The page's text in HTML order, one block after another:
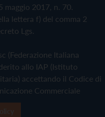
2017, n. 70.
lettera f) del comma 2
Lgs.
(Federazione Italiana
allo IAP (Istituto
accettando il Codice di
Commerciale